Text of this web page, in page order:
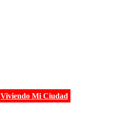
Viviendo Mi Ciudad